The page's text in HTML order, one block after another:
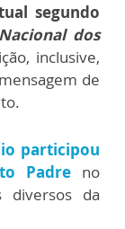
segundo
dos
inclusive,
de
participou
Padreno
diversos da